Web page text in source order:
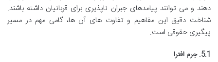
دهند و می توانند پیامدهای جبران ناپذیری برای قربانیان داشته باشند.
شناخت دقیق این مفاهیم و تفاوت های آن ها، گامی مهم در مسیر
پیگیری حقوقی است.
5.1. جرم افترا